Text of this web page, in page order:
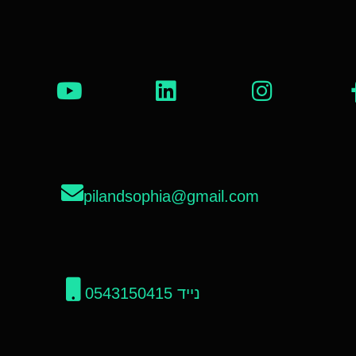
pilandsophia@gmail.com
נייד 0543150415